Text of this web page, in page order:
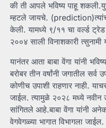
की ती आपले भविष्य पाहू
म्हटले जायचे.
केली. यामध्ये ९/११ चा वर्ल्ड
२००४ साली विनाशकारी
यानंतर आता बाबा वेंगा यांनी
बरोबर तीन वर्षांनी जगातील
कोणीच उपाशी राहणार नाही.
जाईल. त्यामुळे २०२८ मध्ये नवीन
सांगितले आहे.बाबा वेंगा यांनी
वेगवेगळ्या भागात विभागला